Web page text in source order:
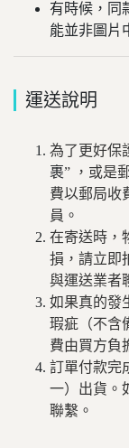
有時候，同
能並非圖片
運送說明
為了更好保
裹” ，或是
費以郵局收
員。
在寄送時，
損，請立即
與運送業者
如果真的發
瑕疵（不含
費由買方負
訂單付款完
一）出貨。
聯繫。